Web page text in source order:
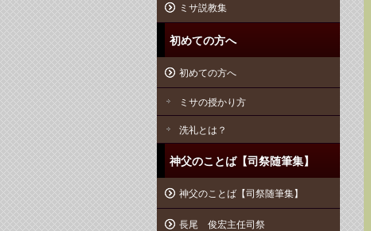
ミサ説教集
初めての方へ
初めての方へ
ミサの授かり方
洗礼とは？
神父のことば【司祭随筆集】
神父のことば【司祭随筆集】
長尾 俊宏主任司祭